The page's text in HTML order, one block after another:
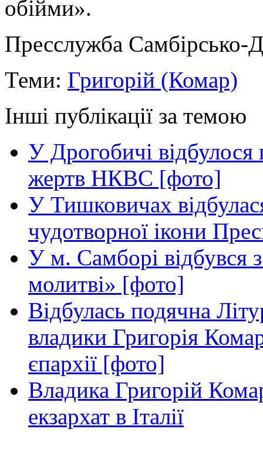
обійми».
Пресслужба Самбірсько-
Теми: Григорій (Комар)
Інші публікації за темою
У Дрогобичі відбулося
жертв НКВС [фото]
У Тишковичах
чудотворної ікони
У м. Самборі відбувся
молитві» [фото]
Відбулась подячна
владики Григорія
єпархії [фото]
Владика Григорій
екзархат в Італії